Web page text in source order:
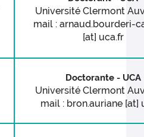
Université Clermont
mail : arnaud.bourderi-
[at] uca.fr
Doctorante - UCA
Université Clermont
mail : bron.auriane [at]